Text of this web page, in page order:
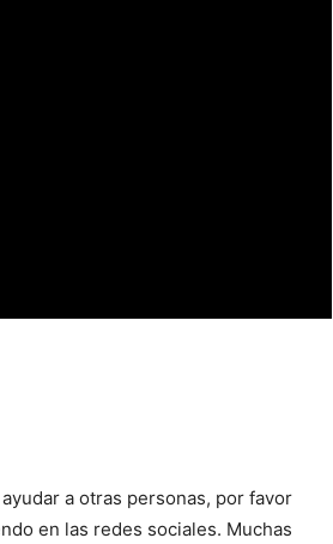
a otras personas, por favor
en las redes sociales. Muchas